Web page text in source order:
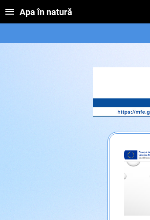
Apa în natură